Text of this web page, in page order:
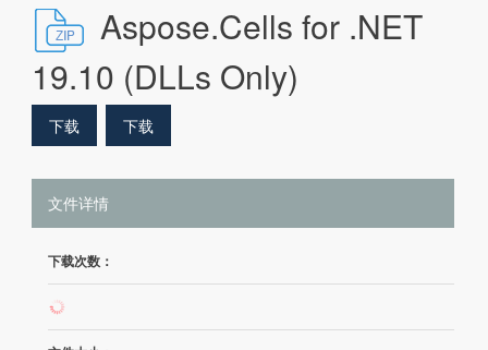
Aspose.Cells for .NET
19.10 (DLLs Only)
下载 下载
文件详情
下载次数：
129